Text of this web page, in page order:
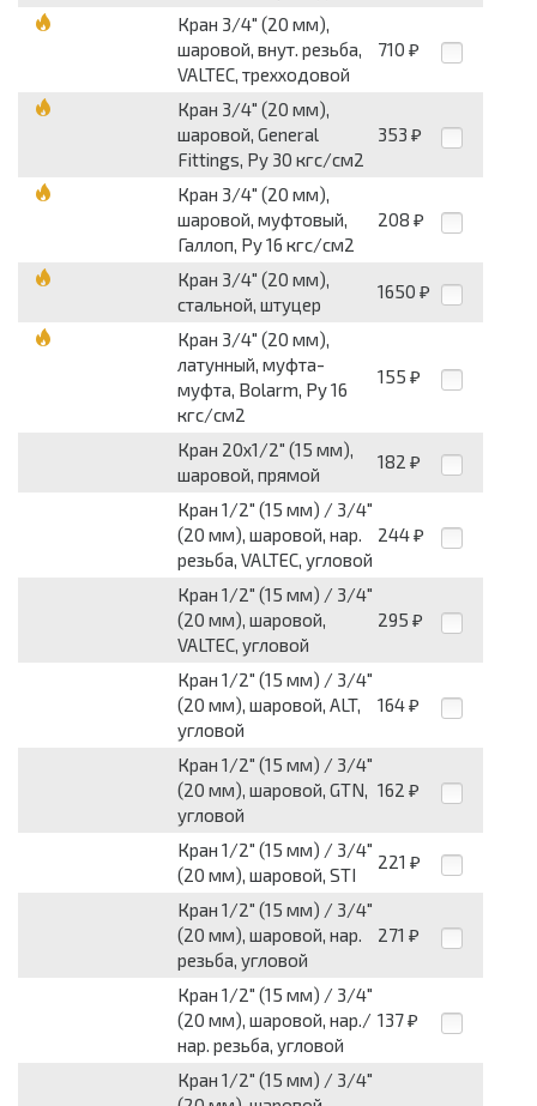
Кран 3/4" (20 мм),
шаровой, внут. резьба,
VALTEC, трехходовой
710 ₽
Кран 3/4" (20 мм),
шаровой, General
Fittings, Py 30 кгс/см2
353 ₽
Кран 3/4" (20 мм),
шаровой, муфтовый,
Галлоп, Py 16 кгс/см2
208 ₽
Кран 3/4" (20 мм),
стальной, штуцер
1650 ₽
Кран 3/4" (20 мм),
латунный, муфта-
муфта, Bolarm, Py 16
кгс/см2
155 ₽
Кран 20х1/2" (15 мм),
шаровой, прямой
182 ₽
Кран 1/2" (15 мм) / 3/4"
(20 мм), шаровой, нар.
резьба, VALTEC, угловой
244 ₽
Кран 1/2" (15 мм) / 3/4"
(20 мм), шаровой,
VALTEC, угловой
295 ₽
Кран 1/2" (15 мм) / 3/4"
(20 мм), шаровой, ALT,
угловой
164 ₽
Кран 1/2" (15 мм) / 3/4"
(20 мм), шаровой, GTN,
угловой
162 ₽
Кран 1/2" (15 мм) / 3/4"
(20 мм), шаровой, STI
221 ₽
Кран 1/2" (15 мм) / 3/4"
(20 мм), шаровой, нар.
резьба, угловой
271 ₽
Кран 1/2" (15 мм) / 3/4"
(20 мм), шаровой, нар./
нар. резьба, угловой
137 ₽
Кран 1/2" (15 мм) / 3/4"